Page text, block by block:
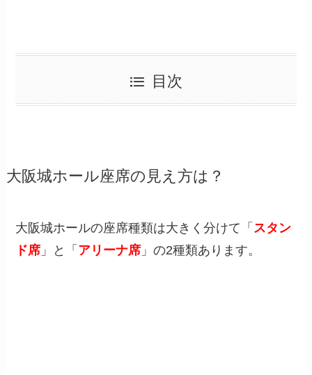
目次
大阪城ホール座席の見え方は？
大阪城ホールの座席種類は大きく分けて「 スタン
ド席 」と「 アリーナ席 」の2種類あります。